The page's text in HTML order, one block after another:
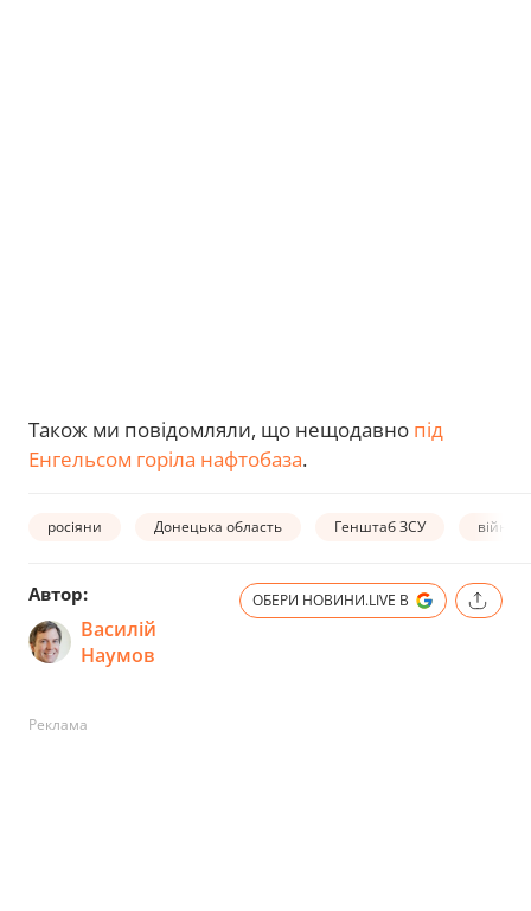
Також ми повідомляли, що нещодавно під
Енгельсом горіла нафтобаза.
росіяни Донецька область Генштаб ЗСУ війна в
Автор:
Василій
Наумов
ОБЕРИ НОВИНИ.LIVE В
Реклама